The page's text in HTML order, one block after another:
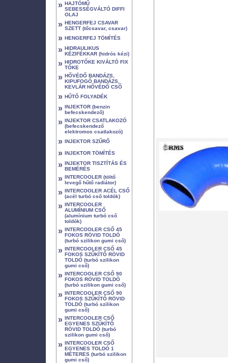
» HAJTÓMŰ
SEBESSÉGVÁLTÓ DIFFI
OLAJ
» HENGERFEJ CSAVAR
SZETT (tőcsavar, csavar)
» HENGERFEJ TÖMÍTÉS
» HIDRAULIKUS
KÉZIFÉKKAR (hidrós kézi)
» HIDROTŐKE KIVÁLTÓ FIX
TŐKE
» HŐVÉDŐ BANDÁZS,
KIPUFOGÓ BANDÁZS,
KEVLÁR HŐVÉDŐ CSŐ
» HŰTŐ FOLYADÉK
» INJEKTOR (benzin
befecskendező)
» INJEKTOR CSATLAKOZÓ
(befecskendező
elektromos csatlakozó)
» INJEKTOR SZŰRŐ
» INJEKTOR TÖMÍTÉS
» INJEKTOR TISZTÍTÁS ÉS
BEMÉRÉS
» INTERCOOLER (töltő
levegő hűtő radiátor)
» INTERCOOLER ACÉL CSŐ
(acél turbó cső toldók)
» INTERCOOLER
ALUMÍNIUM CSŐ
(alumínium turbó cső
toldók)
» INTERCOOLER CSŐ 45
FOKOS RÖVID TOLDÓ
(turbó szilikon gumi cső)
» INTERCOOLER CSŐ 45
FOKOS SZŰKÍTŐ RÖVID
TOLDÓ (turbó szilikon
gumi cső)
» INTERCOOLER CSŐ 90
FOKOS RÖVID TOLDÓ
(turbó szilikon gumi cső)
» INTERCOOLER CSŐ 90
FOKOS SZŰKÍTŐ RÖVID
TOLDÓ (turbó szilikon
gumi cső)
» INTERCOOLER CSŐ
EGYENES SZŰKÍTŐ
RÖVID TOLDÓ (turbó
szilikon gumi cső)
» INTERCOOLER CSŐ
EGYENES TOLDÓ 1
MÉTERES (turbó szilikon
gumi cső)